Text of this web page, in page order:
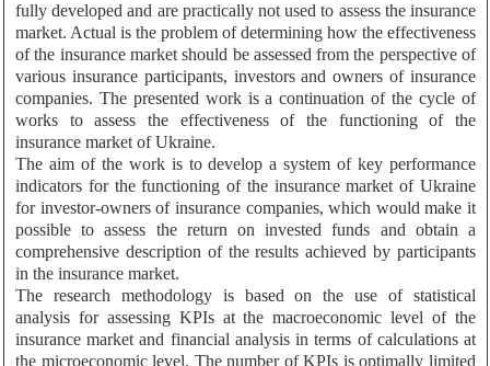
fully developed and are practically not used to assess the insurance
market. Actual is the problem of determining how the effectiveness
of the insurance market should be assessed from the perspective of
various insurance participants, investors and owners of insurance
companies. The presented work is a continuation of the cycle of
works to assess the effectiveness of the functioning of the
insurance market of Ukraine.
The aim of the work is to develop a system of key performance
indicators for the functioning of the insurance market of Ukraine
for investor-owners of insurance companies, which would make it
possible to assess the return on invested funds and obtain a
comprehensive description of the results achieved by participants
in the insurance market.
The research methodology is based on the use of statistical
analysis for assessing KPIs at the macroeconomic level of the
insurance market and financial analysis in terms of calculations at
the microeconomic level. The number of KPIs is optimally limited